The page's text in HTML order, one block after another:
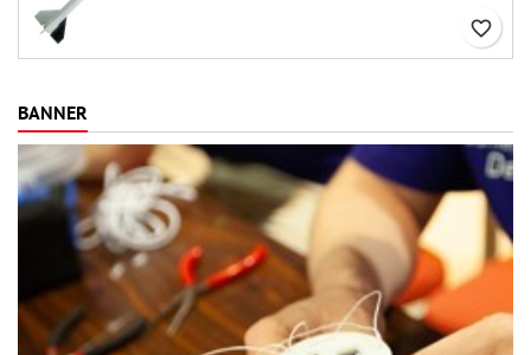
favorite_border
BANNER